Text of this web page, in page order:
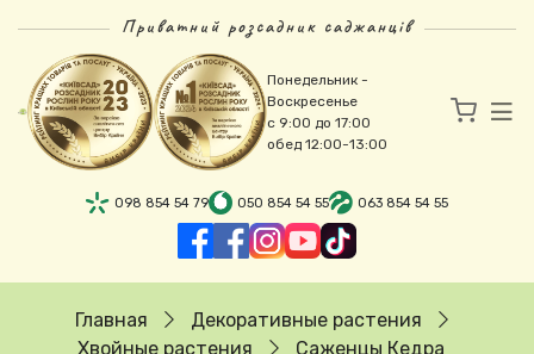
Приватний розсадник саджанців
Понедельник -
Воскресенье
с 9:00 до 17:00
обед 12:00-13:00
098 854 54 79 050 854 54 55 063 854 54 55
Строка навигации
Главная
Декоративные растения
Хвойные растения
Саженцы Кедра